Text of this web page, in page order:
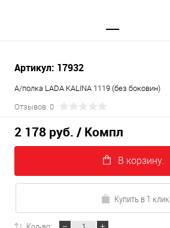
Артикул: 17932
А/полка LADA KALINA 1119 (без боковин)
Отзывов: 0
2 178 руб. / Компл
В корзину.
Купить в 1 клик